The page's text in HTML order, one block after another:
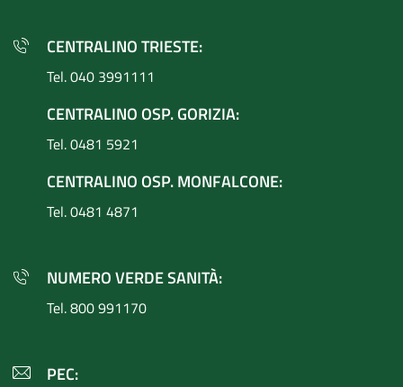
CENTRALINO TRIESTE:
Tel. 040 3991111
CENTRALINO OSP. GORIZIA:
Tel. 0481 5921
CENTRALINO OSP. MONFALCONE:
Tel. 0481 4871
NUMERO VERDE SANITÀ:
Tel. 800 991170
PEC: